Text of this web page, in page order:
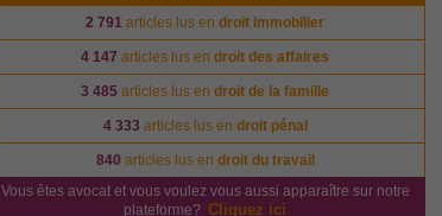
2 791 articles lus endroit immobilier
4 147 articles lus endroit des affaires
3 485 articles lus endroit de la famille
4 333 articles lus en droit pénal
840 articles lus en droit du travail
Vous êtes avocat et vous voulez vous aussi apparaître sur notre
plateforme? Cliquez ici